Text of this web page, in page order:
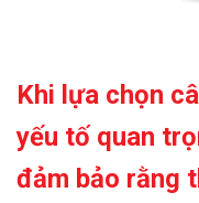
Khi lựa chọn
yếu tố quan
đảm bảo rằng